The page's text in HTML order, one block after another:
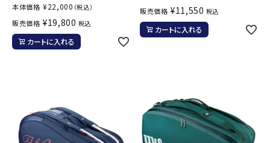
本体価格 ¥22,000 （税込）
販売価格 ¥19,800 税込
カートに入れる
販売価格 ¥11,550 税込
カートに入れる